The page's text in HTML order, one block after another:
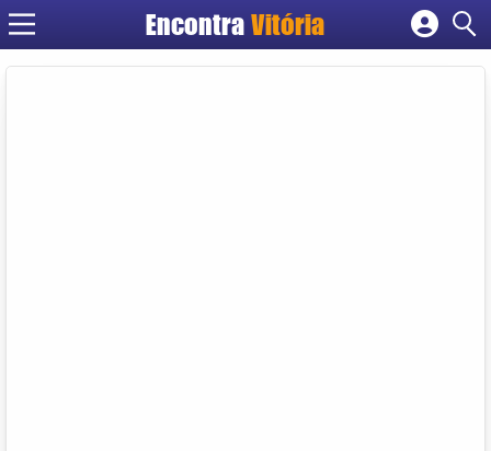
Encontra Vitória
Cadastrar empresa